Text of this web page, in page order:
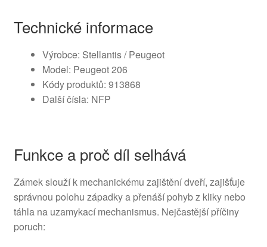
Technické informace
Výrobce: Stellantis / Peugeot
Model: Peugeot 206
Kódy produktů: 913868
Další čísla: NFP
Funkce a proč díl selhává
Zámek slouží k mechanickému zajištění dveří, zajišťuje
správnou polohu západky a přenáší pohyb z kliky nebo
táhla na uzamykací mechanismus. Nejčastější příčiny
poruch: